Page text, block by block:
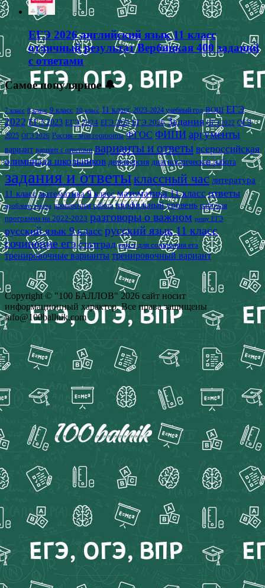
ЕГЭ 2026 английский язык 11 класс
отличный результат Вербицкая 400 заданий
с ответами
Самое популярное 🔔
7 класс 8 класс 9 класс 10 класс 11 класс 2023-2024 учебный год ВОШ ЕГЭ
2022 ЕГЭ 2023 ЕГЭ 2024 ЕГЭ 2025 ЕГЭ 2026 Задания ОГЭ 2022 ОГЭ
2025 ОГЭ 2026 Россия - мои горизонты ФГОС ФИПИ аргументы
вариант вариант с ответами варианты и ответы всероссийская
олимпиада школьников демоверсия диагностическая работа
задания и ответыклассный час литература
11 класс математика 9 класс математика 11 класс ответы
проблема текста проверочная работа профильный уровень рабочая
программа на 2022-2023 разговоры о важном решу ЕГЭ
русский язык 9 класс русский язык 11 класс
сочинение егэ статград текст для сочинения егэ
тренировочные варианты тренировочный вариант
Copyright © "100 БАЛЛОВ" 2026 сайт носит
информационный характер. Все права защищены
info@100ballnik.com